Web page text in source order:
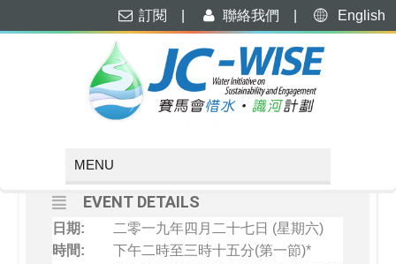
訂閱 聯絡我們 English
APRIL, 2019
「賽馬會惜水・識河計劃」工作
坊：水・足跡遍地球
EVENT DETAILS
日期:
二零一九年四月二十七日 (星期六)
時間:
下午二時至三時十五分(第一節)*